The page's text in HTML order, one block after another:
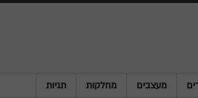
מעצבים מחלקות תגיות